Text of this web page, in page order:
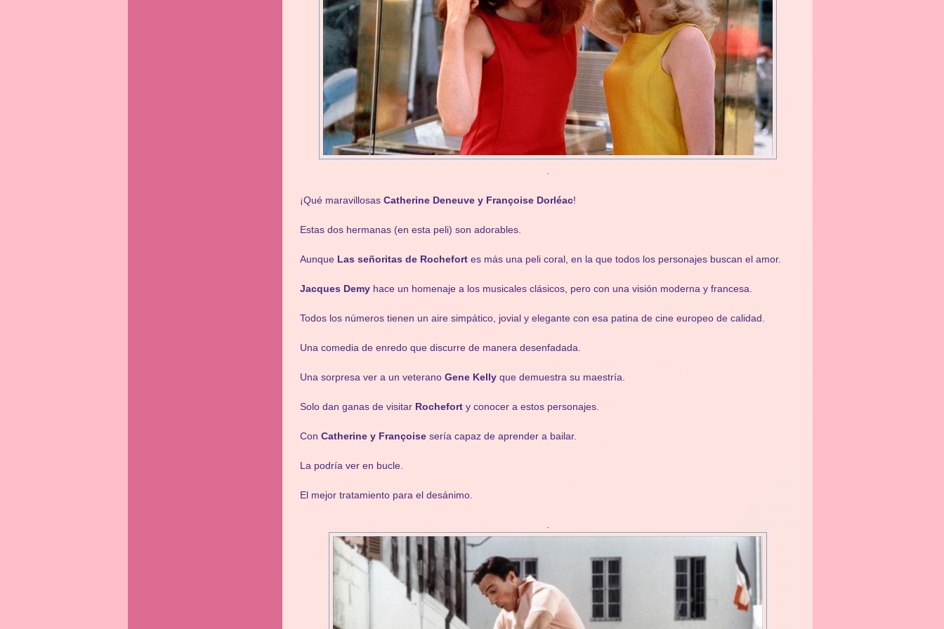
¡Qué maravillosas Catherine Deneuve y Françoise Dorléac!
Estas dos hermanas (en esta peli) son adorables.
Aunque Las señoritas de Rochefort es más una peli coral, en la que todos los personajes buscan el amor.
Jacques Demy hace un homenaje a los musicales clásicos, pero con una visión moderna y francesa.
Todos los números tienen un aire simpático, jovial y elegante con esa patina de cine europeo de calidad.
Una comedia de enredo que discurre de manera desenfadada.
Una sorpresa ver a un veterano Gene Kelly que demuestra su maestría.
Solo dan ganas de visitar Rochefort y conocer a estos personajes.
Con Catherine y Françoise sería capaz de aprender a bailar.
La podría ver en bucle.
El mejor tratamiento para el desánimo.